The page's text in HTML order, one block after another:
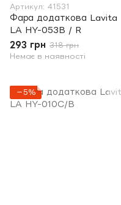
Артикул: 41531
Фара додаткова Lavita
LA HY-053B / R
293 грн 318 грн
Немає в наявності
−5%